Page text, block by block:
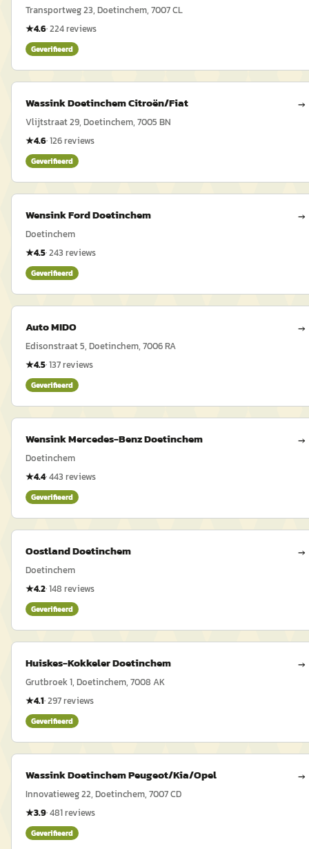
Transportweg 23, Doetinchem, 7007 CL
★4.6·224reviews
Geverifieerd
Wassink Doetinchem Citroën/Fiat →
Vlijtstraat 29, Doetinchem, 7005 BN
★4.6·126reviews
Geverifieerd
Wensink Ford Doetinchem →
Doetinchem
★4.5·243 reviews
Geverifieerd
Auto MIDO →
Edisonstraat 5, Doetinchem, 7006 RA
★4.5·137reviews
Geverifieerd
Wensink Mercedes-Benz Doetinchem →
Doetinchem
★4.4·443 reviews
Geverifieerd
Oostland Doetinchem →
Doetinchem
★4.2·148 reviews
Geverifieerd
Huiskes-Kokkeler Doetinchem →
Grutbroek 1, Doetinchem, 7008 AK
★4.1·297reviews
Geverifieerd
Wassink Doetinchem Peugeot/Kia/Opel →
Innovatieweg 22, Doetinchem, 7007 CD
★3.9·481reviews
Geverifieerd